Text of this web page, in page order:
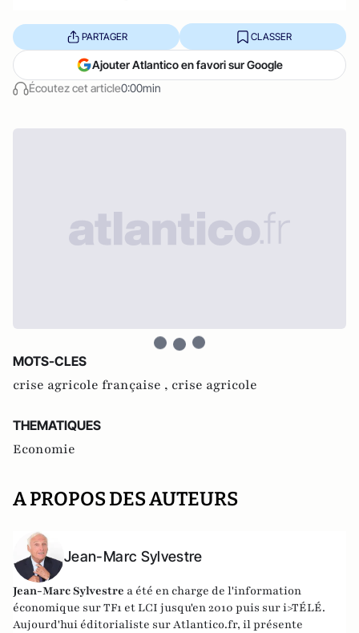
Écoutez cet article0:00min
PARTAGER CLASSER
Ajouter Atlantico en favori sur Google
MOTS-CLES
crise agricole française , crise agricole
THEMATIQUES
Economie
A PROPOS DES AUTEURS
Jean-Marc Sylvestre
Jean-Marc Sylvestre a été en charge de l'information
économique sur TF1 et LCI jusqu'en 2010 puis sur i>TÉLÉ.
Aujourd'hui éditorialiste sur Atlantico.fr, il présente